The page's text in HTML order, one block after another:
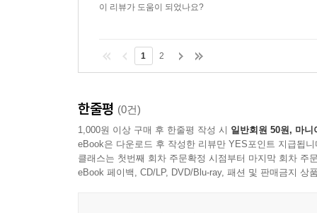
오온과 아뢰야식, 그리고 마음의 구조
무아와 무주 無住, 그리고 의식의 중력
번뇌와 고통으로부터의 자유
8장 수행의 실제와 길잡이
이 리뷰가 도움이 되었나요?
1 2
한줄평 (0건)
1,000원 이상 구매 후 한줄평 작성 시 일반회원 50원, 마니
eBook은 다운로드 후 작성한 리뷰만 YES포인트 지급됩니
클래스는 첫번째 회차 주문확정 시점부터 마지막 회차 주
eBook 페이백, CD/LP, DVD/Blu-ray, 패션 및 판매금지 상